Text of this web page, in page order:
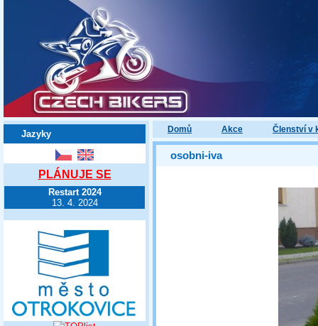
Domů Akce Členství v
Jazyky
PLÁNUJE SE
Restart 2024
13. 4. 2024
osobni-iva